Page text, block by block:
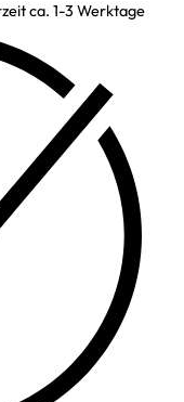
ca. 1-3 Werktage